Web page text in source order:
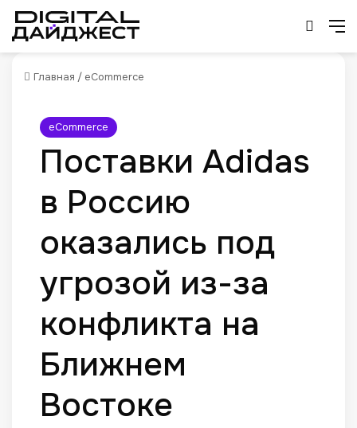
Главная / eCommerce
eCommerce
Поставки Adidas
в Россию
оказались под
угрозой из-за
конфликта на
Ближнем
Востоке